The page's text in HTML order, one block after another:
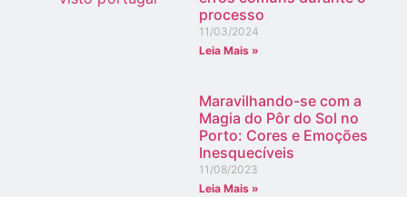
processo
11/03/2024
Leia Mais »
Maravilhando-se com a
Magia do Pôr do Sol no
Porto: Cores e Emoções
Inesquecíveis
11/08/2023
Leia Mais »